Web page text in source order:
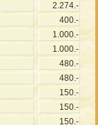
2.274.-
400.-
1.000.-
1.000.-
480.-
480.-
150.-
150.-
150.-